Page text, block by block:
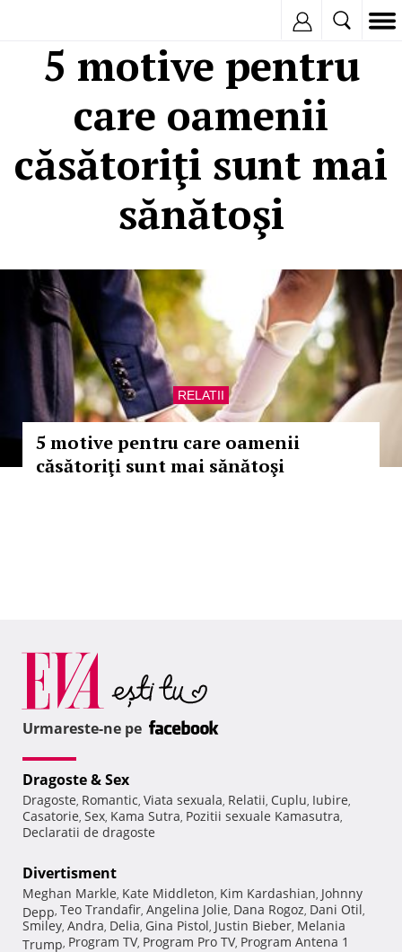
5 motive pentru
care oamenii
căsătoriţi sunt mai
sănătoşi
RELATII
5 motive pentru care oamenii
căsătoriţi sunt mai sănătoşi
Urmareste-ne pe
Dragoste & Sex
Dragoste, Romantic, Viata sexuala, Relatii, Cuplu, Iubire,
Casatorie, Sex, Kama Sutra, Pozitii sexuale Kamasutra,
Declaratii de dragoste
Divertisment
Meghan Markle, Kate Middleton, Kim Kardashian, Johnny
Depp, Teo Trandafir, Angelina Jolie, Dana Rogoz, Dani Otil,
Smiley, Andra, Delia, Gina Pistol, Justin Bieber, Melania
Trump, Program TV, Program Pro TV, Program Antena 1